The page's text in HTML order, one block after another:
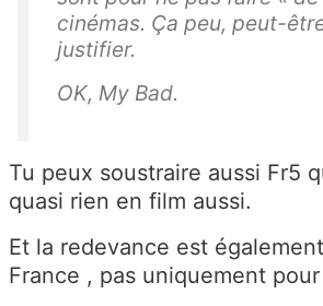
cinémas. Ça peu, peut-
justifier.
OK, My Bad.
Tu peux soustraire aussi Fr5
quasi rien en film aussi.
Et la redevance est
France , pas uniquement pour